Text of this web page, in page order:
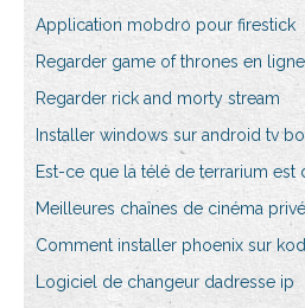
Application mobdro pour firestick
Regarder game of thrones en
Regarder rick and morty stream
Installer windows sur android tv
Est-ce que la télé de terrarium est
Meilleures chaînes de cinéma
Comment installer phoenix sur
Logiciel de changeur dadresse ip